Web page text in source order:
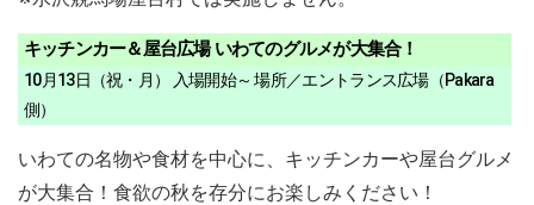
キッチンカー＆屋台広場 いわてのグルメが大集合！
10月13日（祝・月） 入場開始～ 場所／エントランス広場（Pakara
側）
いわての名物や食材を中心に、キッチンカーや屋台グルメ
が大集合！食欲の秋を存分にお楽しみください！